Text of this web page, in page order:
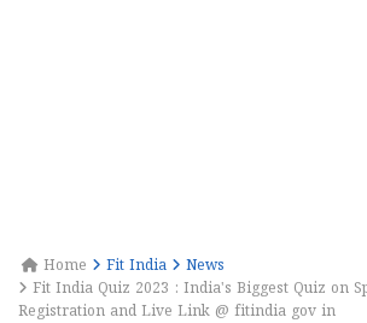
Home Fit India
News
Fit India Quiz 2023 : India's Biggest Quiz on
Registration and Live Link @ fitindia gov in